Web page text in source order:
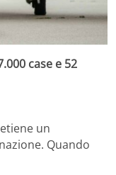
case e 52
un
Quando